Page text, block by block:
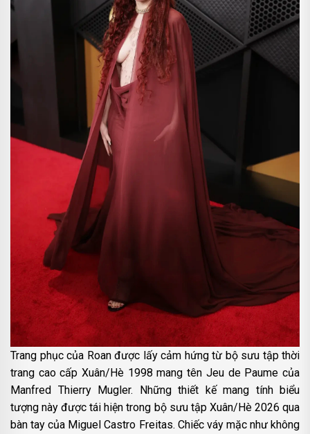
Trang phục của Roan được lấy cảm hứng từ bộ sưu tập thời
trang cao cấp Xuân/Hè 1998 mang tên Jeu de Paume của
Manfred Thierry Mugler. Những thiết kế mang tính biểu
tượng này được tái hiện trong bộ sưu tập Xuân/Hè 2026 qua
bàn tay của Miguel Castro Freitas. Chiếc váy mặc như không